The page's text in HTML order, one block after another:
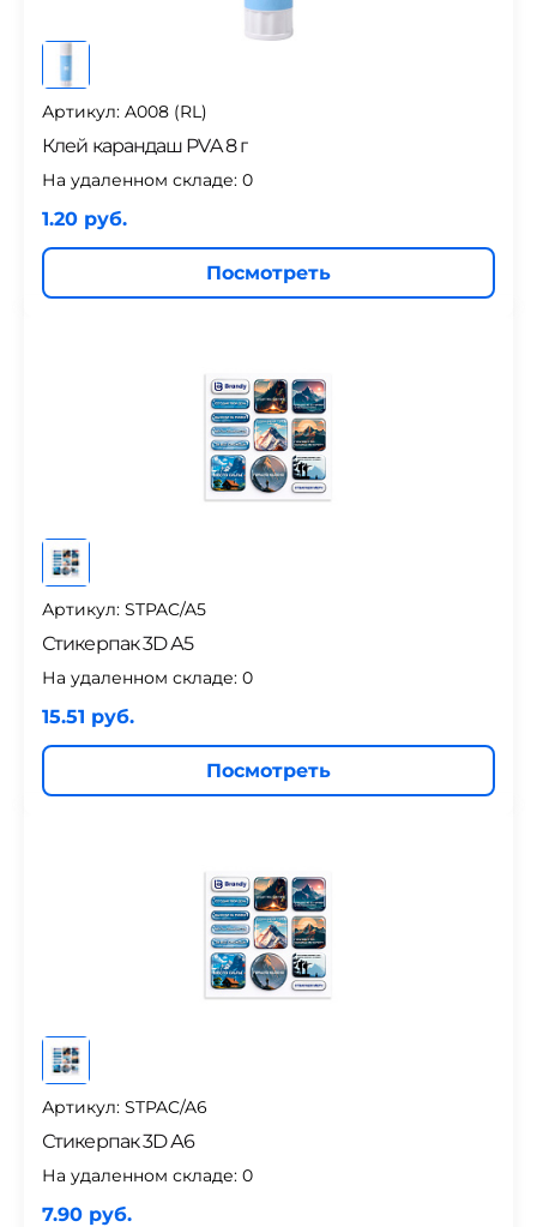
Артикул: A008 (RL)
Клей карандаш PVA 8 г
На удаленном складе: 0
1.20 руб.
Посмотреть
Артикул: STPAC/A5
Стикерпак 3D А5
На удаленном складе: 0
15.51 руб.
Посмотреть
Артикул: STPAC/A6
Стикерпак 3D А6
На удаленном складе: 0
7.90 руб.